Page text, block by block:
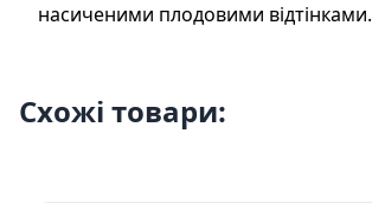
насиченими плодовими відтінками.
Схожі товари: